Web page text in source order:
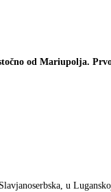
od Mariupolja.
u